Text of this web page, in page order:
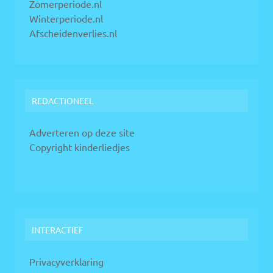
Zomerperiode.nl
Winterperiode.nl
Afscheidenverlies.nl
REDACTIONEEL
Adverteren op deze site
Copyright kinderliedjes
INTERACTIEF
Privacyverklaring